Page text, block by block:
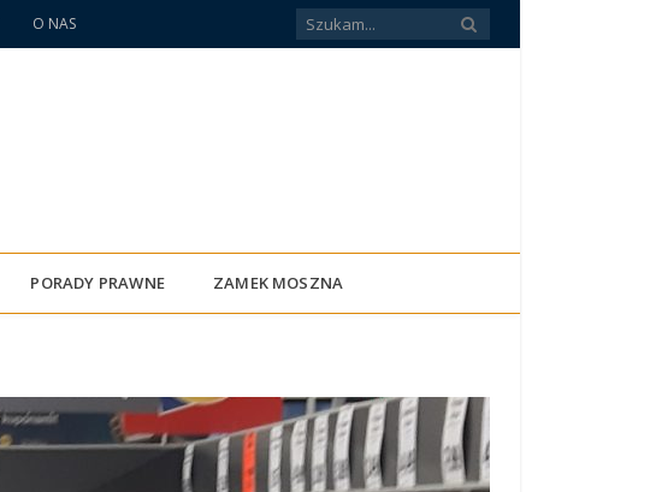
O NAS
PORADY PRAWNE ZAMEK MOSZNA